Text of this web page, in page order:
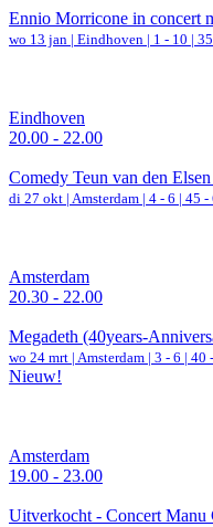
Ennio Morricone in concert
wo 13 jan | Eindhoven | 1 - 10 |
Eindhoven
20.00 - 22.00
Comedy Teun van den
di 27 okt | Amsterdam | 4 - 6 | 45 -
Amsterdam
20.30 - 22.00
Megadeth (40years-
wo 24 mrt | Amsterdam | 3 - 6 | 40
Nieuw!
Amsterdam
19.00 - 23.00
Uitverkocht - Concert Manu